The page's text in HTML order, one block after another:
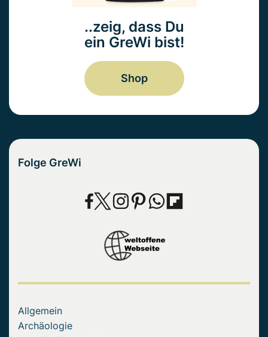
..zeig, dass Du
ein GreWi bist!
Shop
Folge GreWi
Allgemein
Archäologie